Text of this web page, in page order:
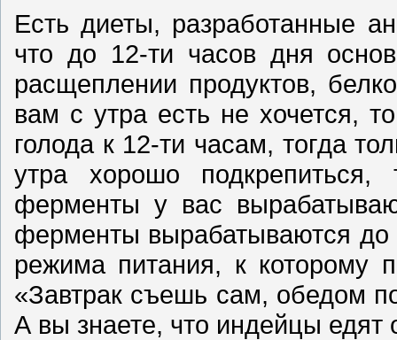
Есть диеты, разработанные
что до 12-ти часов дня
расщеплении продуктов,
вам с утра есть не хочется,
голода к 12-ти часам, тогда
утра хорошо
ферменты у вас
ферменты вырабатываются до
режима питания, к которому
«Завтрак съешь сам, обедом
А вы знаете, что индейцы едят